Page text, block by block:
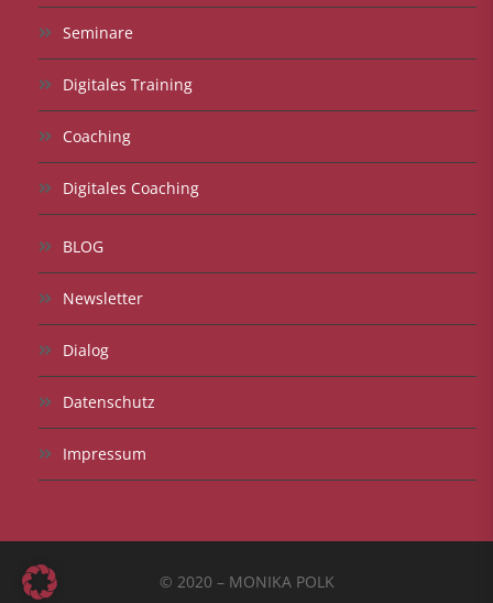
Seminare
Digitales Training
Coaching
Digitales Coaching
BLOG
Newsletter
Dialog
Datenschutz
Impressum
© 2020 – MONIKA POLK